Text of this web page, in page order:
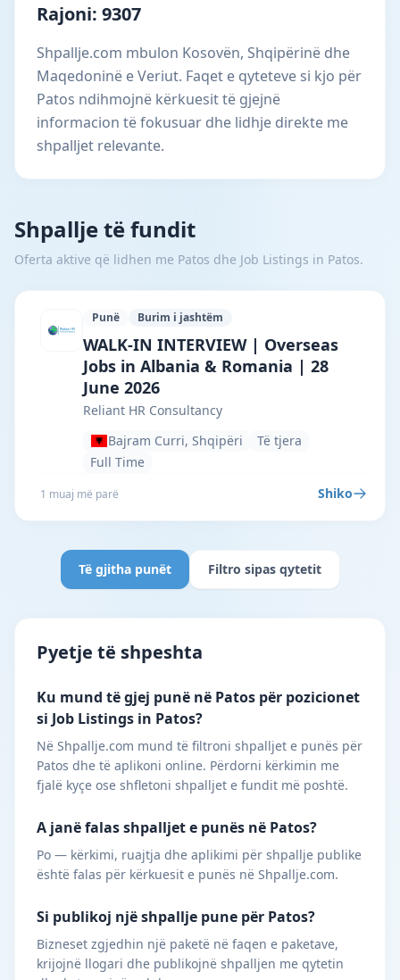
Rajoni: 9307
Shpallje.com mbulon Kosovën, Shqipërinë dhe
Maqedoninë e Veriut. Faqet e qyteteve si kjo për
Patos ndihmojnë kërkuesit të gjejnë
informacion të fokusuar dhe lidhje direkte me
shpalljet relevante.
Shpallje të fundit
Oferta aktive që lidhen me Patos dhe Job Listings in Patos.
Punë Burim i jashtëm
Reliant HR Consultancy · Bajram Curri
WALK-IN INTERVIEW | Overseas
Jobs in Albania & Romania | 28
June 2026
Reliant HR Consultancy
Bajram Curri, Shqipëri
Të tjera
Full Time
1 muaj më parë Shiko
Të gjitha punët Filtro sipas qytetit
Pyetje të shpeshta
Ku mund të gjej punë në Patos për pozicionet
si Job Listings in Patos?
Në Shpallje.com mund të filtroni shpalljet e punës për
Patos dhe të aplikoni online. Përdorni kërkimin me
fjalë kyçe ose shfletoni shpalljet e fundit më poshtë.
A janë falas shpalljet e punës në Patos?
Po — kërkimi, ruajtja dhe aplikimi për shpallje publike
është falas për kërkuesit e punës në Shpallje.com.
Si publikoj një shpallje pune për Patos?
Bizneset zgjedhin një paketë në faqen e paketave,
krijojnë llogari dhe publikojnë shpalljen me qytetin